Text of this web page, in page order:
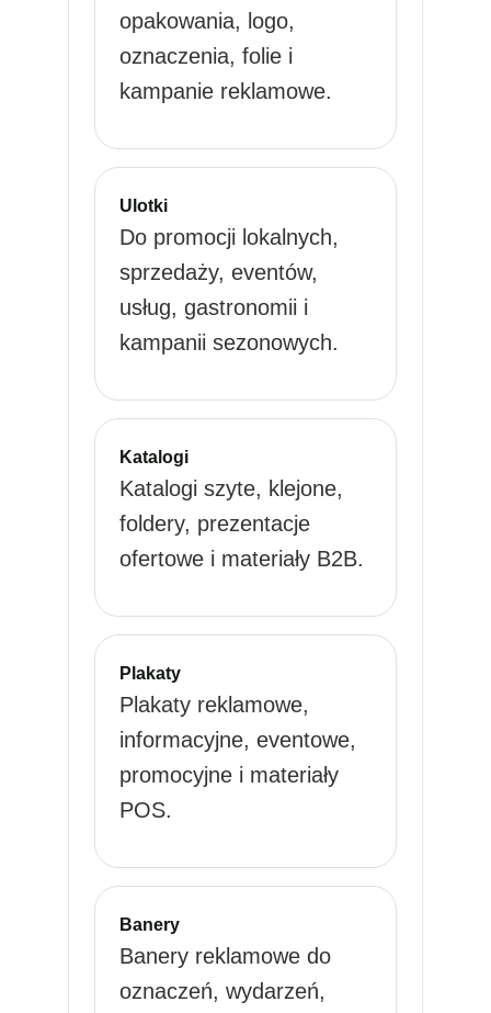
opakowania, logo,
oznaczenia, folie i
kampanie reklamowe.
Ulotki
Do promocji lokalnych,
sprzedaży, eventów,
usług, gastronomii i
kampanii sezonowych.
Katalogi
Katalogi szyte, klejone,
foldery, prezentacje
ofertowe i materiały B2B.
Plakaty
Plakaty reklamowe,
informacyjne, eventowe,
promocyjne i materiały
POS.
Banery
Banery reklamowe do
oznaczeń, wydarzeń,